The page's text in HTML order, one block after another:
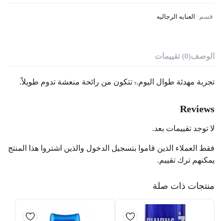
قسم: العنايه الرجاليه
الوصف(0) تقييمات
تجربة مهدئة طوال اليوم.. تتكون من رائحة منعشة تدوم طويلاً.
Reviews
لا توجد تقييمات بعد.
فقط العملاء الذين قاموا بتسجيل الدخول والذين اشتروا هذا المنتج
يمكنهم ترك تقييم.
منتجات ذات صلة